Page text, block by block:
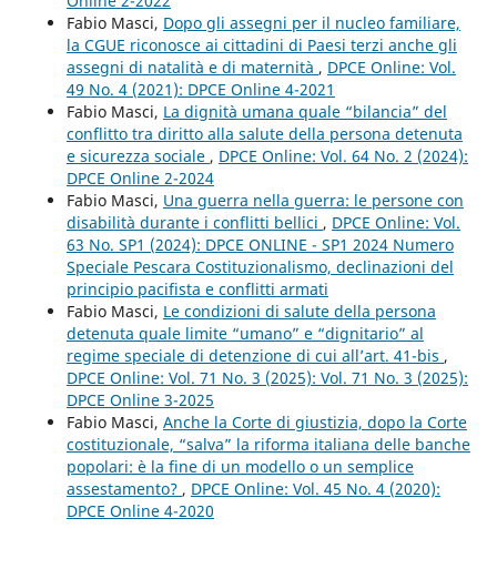
Fabio Masci, Dopo gli assegni per il nucleo familiare,
la CGUE riconosce ai cittadini di Paesi terzi anche gli
assegni di natalità e di maternità , DPCE Online: Vol.
49 No. 4 (2021): DPCE Online 4-2021
Fabio Masci, La dignità umana quale “bilancia” del
conflitto tra diritto alla salute della persona detenuta
e sicurezza sociale , DPCE Online: Vol. 64 No. 2 (2024):
DPCE Online 2-2024
Fabio Masci, Una guerra nella guerra: le persone con
disabilità durante i conflitti bellici , DPCE Online: Vol.
63 No. SP1 (2024): DPCE ONLINE - SP1 2024 Numero
Speciale Pescara Costituzionalismo, declinazioni del
principio pacifista e conflitti armati
Fabio Masci, Le condizioni di salute della persona
detenuta quale limite “umano” e “dignitario” al
regime speciale di detenzione di cui all’art. 41-bis ,
DPCE Online: Vol. 71 No. 3 (2025): Vol. 71 No. 3 (2025):
DPCE Online 3-2025
Fabio Masci, Anche la Corte di giustizia, dopo la Corte
costituzionale, “salva” la riforma italiana delle banche
popolari: è la fine di un modello o un semplice
assestamento? , DPCE Online: Vol. 45 No. 4 (2020):
DPCE Online 4-2020